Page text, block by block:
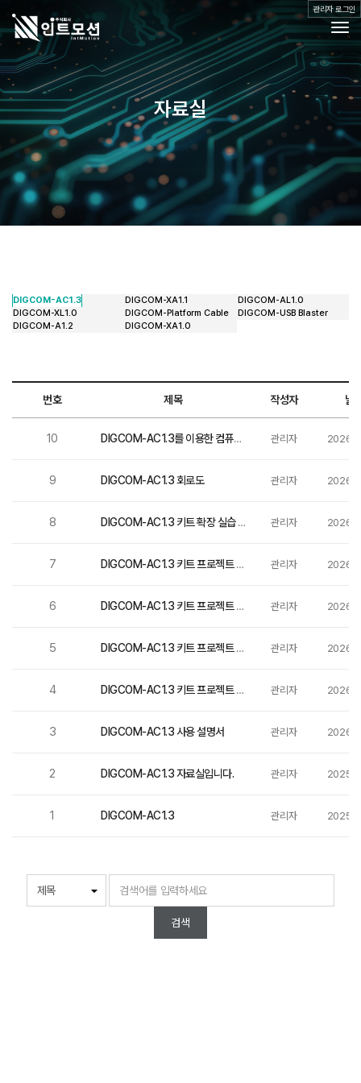
제품소개
공지사항
자료실
Q&A
자료실
DIGCOM-AC1.3 DIGCOM-XA1.1
DIGCOM-AL1.0
DIGCOM-XL1.0
DIGCOM-Platform Cable
DIGCOM-USB Blaster
DIGCOM-A1.2
DIGCOM-XA1.0
번호 제목 작성자 날
10 DIGCOM-AC1.3 DIGCOM-AC1.3를 이용한 컴퓨터 구조 실습 교재 관리자 2026-
9 DIGCOM-AC1.3
DIGCOM-AC1.3 회로도 관리자 2026-
8 DIGCOM-AC1.3 DIGCOM-AC1.3 키트 확장 실습 프로젝트 파일(Verilog+VHDL) 관리자 2026-
7 DIGCOM-AC1.3 DIGCOM-AC1.3 키트 프로젝트 파일(컴퓨터 구조 실습)-VHDL 관리자 2026-
6 DIGCOM-AC1.3 DIGCOM-AC1.3 키트 프로젝트 파일(논리회로+디지털 시계)-VHDL 관리자 2026-
5 DIGCOM-AC1.3 DIGCOM-AC1.3 키트 프로젝트 파일(컴퓨터 구조 실습)-Verilog 관리자 2026-
4 DIGCOM-AC1.3 DIGCOM-AC1.3 키트 프로젝트 파일(논리회로+디지털시계)-Verilog 관리자 2026-
3 DIGCOM-AC1.3
DIGCOM-AC1.3 사용 설명서 관리자 2026-
2 DIGCOM-AC1.3
DIGCOM-AC1.3 자료실입니다. 관리자 2025-
1 DIGCOM-AC1.3
DIGCOM-AC1.3 관리자 2025-
검색
관리자 로그인